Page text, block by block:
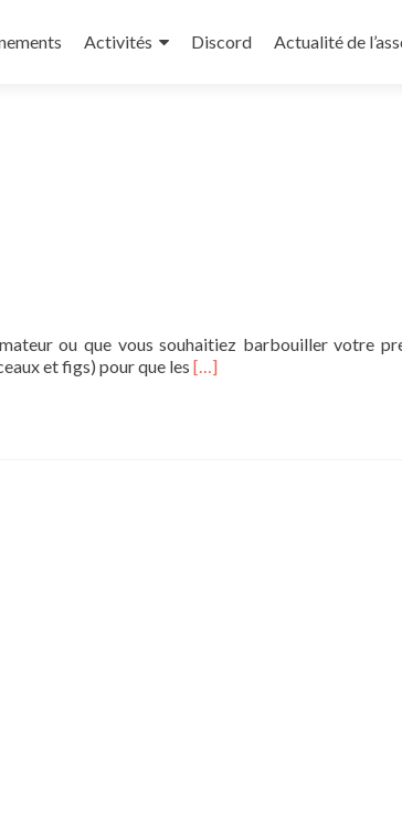
Activités Discord Actualité de
ou que vous souhaitiez barbouiller votre
et figs) pour que les En
[…]